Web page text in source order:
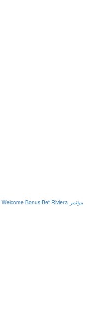
Welcome Bonus Bet Riviera مؤتمر